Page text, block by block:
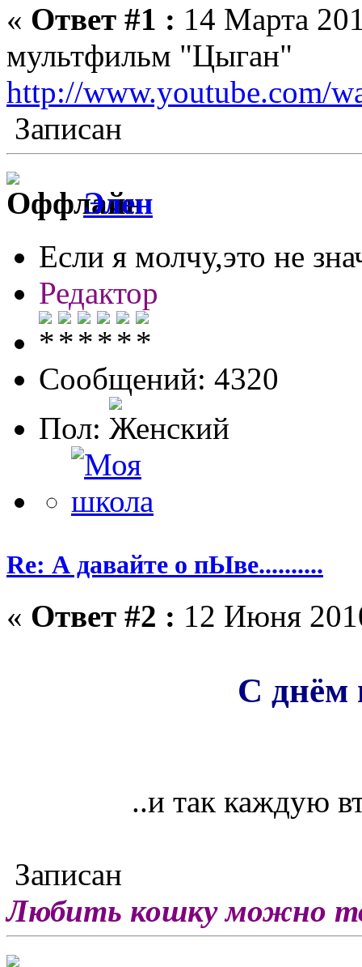
« Ответ #1 : 14 Марта
мультфильм "Цыган"
http://www.youtube.com/
Записан
Элен
Если я молчу,это не
Редактор
Сообщений: 4320
Пол:
Re: А давайте о пЫве..........
« Ответ #2 : 12 Июня
С днём
..и так каждую
Записан
Любить кошку можно